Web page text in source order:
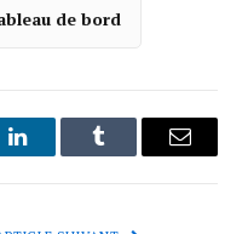
de bord
LinkedInTumblr